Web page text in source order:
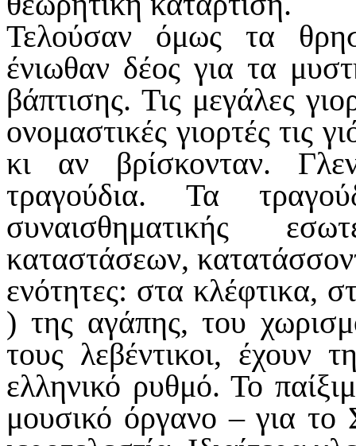
Τελούσαν όμως τα
ένιωθαν δέος για τα
βάπτισης. Τις μεγάλες
ονομαστικές γιορτές τις
κι αν βρίσκονταν.
τραγούδια. Τα
συναισθηματικής
καταστάσεων,
ενότητες: στα κλέφτικα,
) της αγάπης, του
τους λεβέντικοι, έχουν
ελληνικό ρυθμό. Το
μουσικό όργανο – για